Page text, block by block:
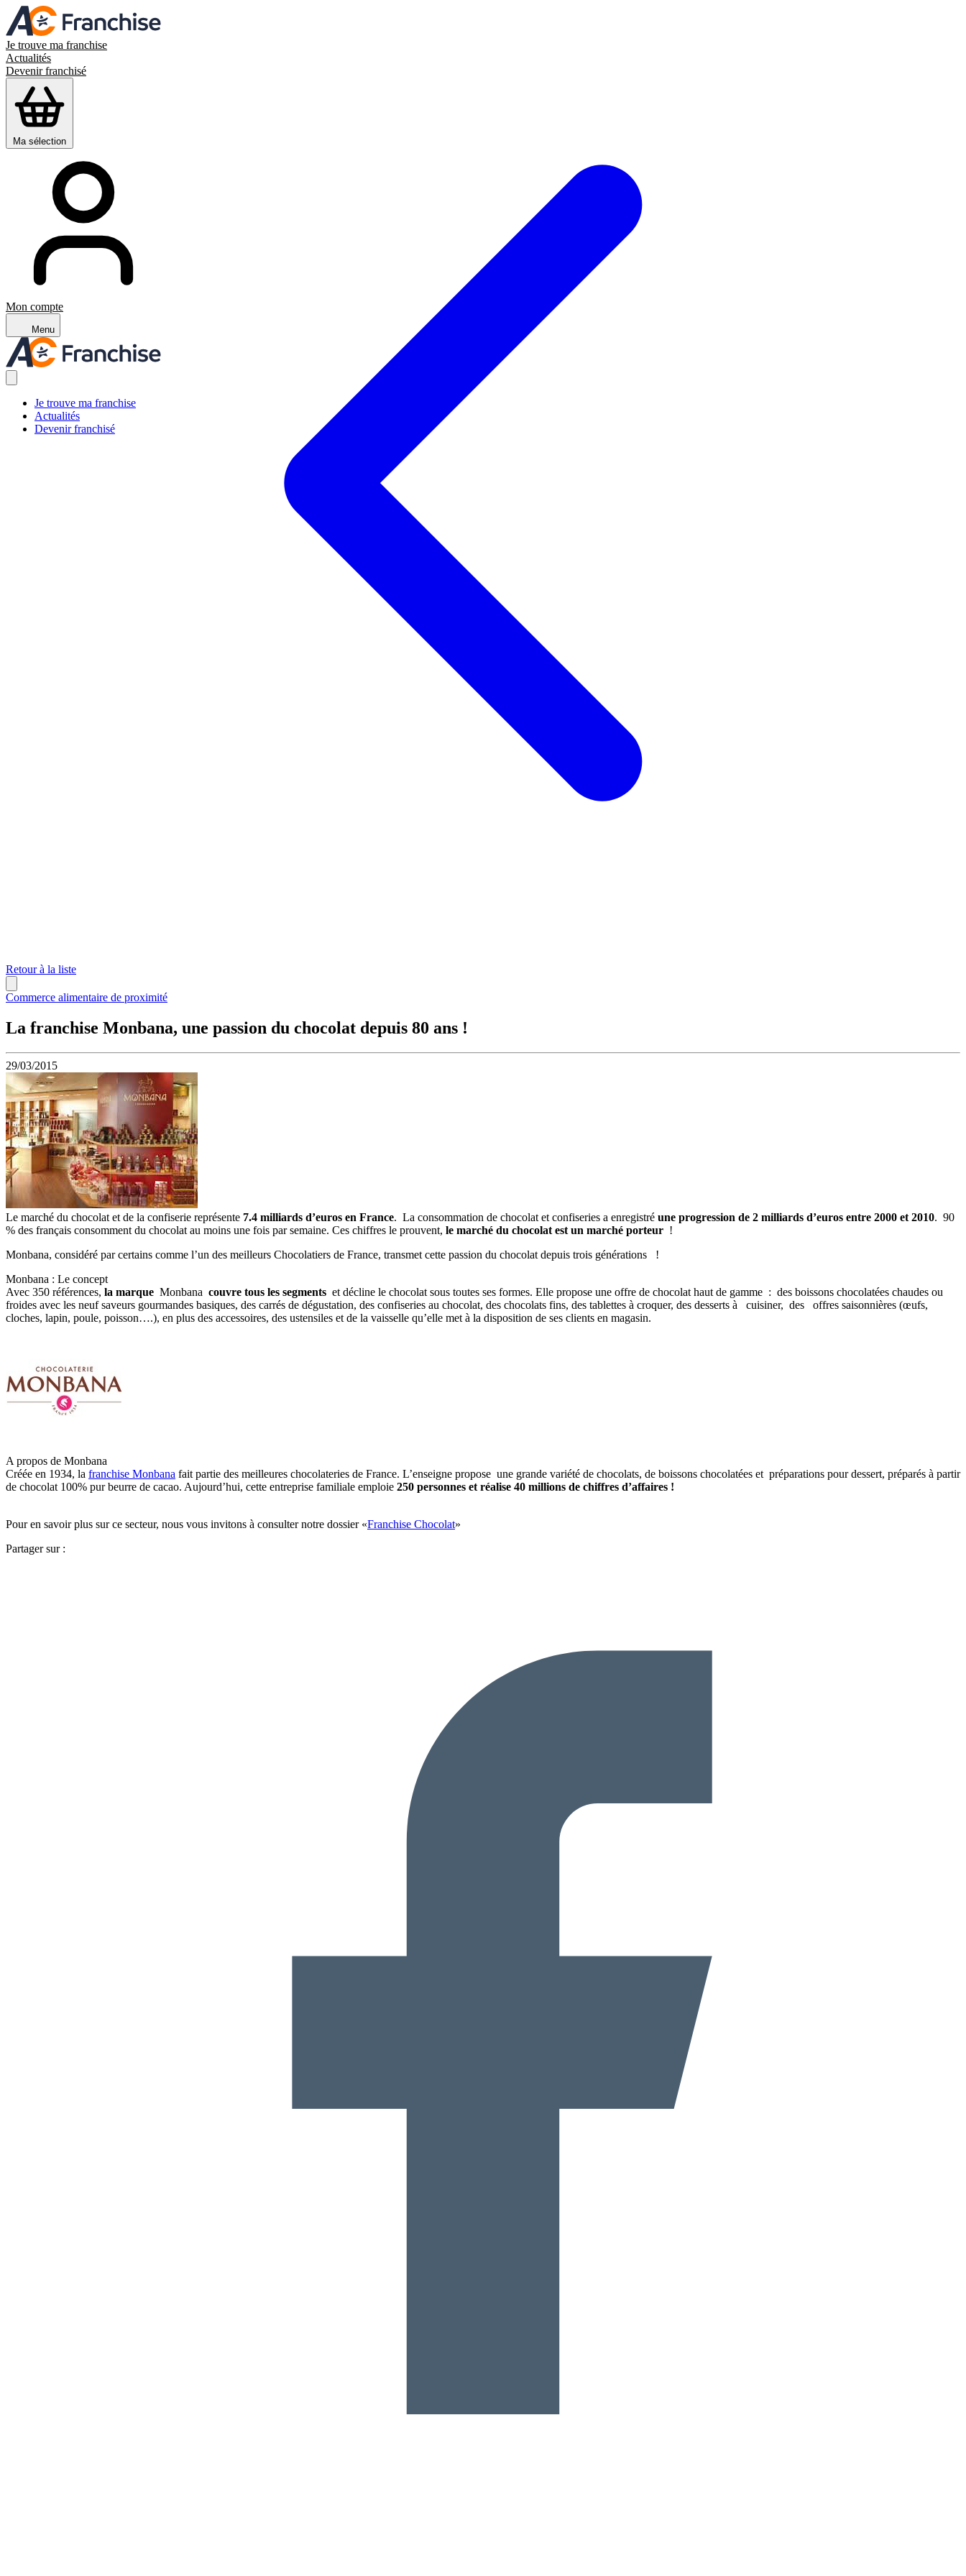
Je trouve ma franchise
Actualités
Devenir franchisé
Ma sélection
Mon compte
Menu
Je trouve ma franchise
Actualités
Devenir franchisé
Retour à la liste
Commerce alimentaire de proximité
La franchise Monbana, une passion du chocolat depuis 80 ans !
29/03/2015
Le marché du chocolat et de la confiserie représente 7.4 milliards d’euros en France. La consommation de chocolat et confiseries a enregistré une progression de 2 milliards d’euros entre 2000 et 2010. 90
% des français consomment du chocolat au moins une fois par semaine. Ces chiffres le prouvent, le marché du chocolat est un marché porteur !
Monbana, considéré par certains comme l’un des meilleurs Chocolatiers de France, transmet cette passion du chocolat depuis trois générations !
Monbana : Le concept
Avec 350 références, la marque Monbana couvre tous les segments et décline le chocolat sous toutes ses formes. Elle propose une offre de chocolat haut de gamme : des boissons chocolatées chaudes ou
froides avec les neuf saveurs gourmandes basiques, des carrés de dégustation, des confiseries au chocolat, des chocolats fins, des tablettes à croquer, des desserts à cuisiner, des offres saisonnières (œufs,
cloches, lapin, poule, poisson….), en plus des accessoires, des ustensiles et de la vaisselle qu’elle met à la disposition de ses clients en magasin.
A propos de Monbana
Créée en 1934, la franchise Monbana fait partie des meilleures chocolateries de France. L’enseigne propose une grande variété de chocolats, de boissons chocolatées et préparations pour dessert, préparés à partir
de chocolat 100% pur beurre de cacao. Aujourd’hui, cette entreprise familiale emploie 250 personnes et réalise 40 millions de chiffres d’affaires !
Pour en savoir plus sur ce secteur, nous vous invitons à consulter notre dossier «Franchise Chocolat»
Partager sur :